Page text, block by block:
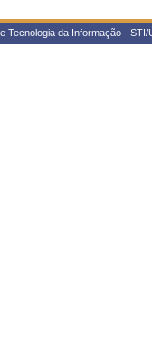
Tecnologia da Informação -